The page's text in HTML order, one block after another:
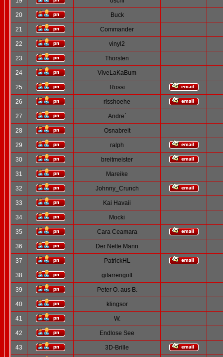
20 Buck
21 Commander
22 vinyl2
23 Thorsten
24 ViveLaKaBum
25 Rossi
26 risshoehe
27 Andre´
28 Osnabreit
29 ralph
30 breitmeister
31 Mareike
32 Johnny_Crunch
33 Kai Havaii
34 Mocki
35 Cara Ceamara
36 Der Nette Mann
37 PatrickHL
38 gitarrengott
39 Peter O. aus B.
40 klingsor
41 W.
42 Endlose See
43 3D-Brille